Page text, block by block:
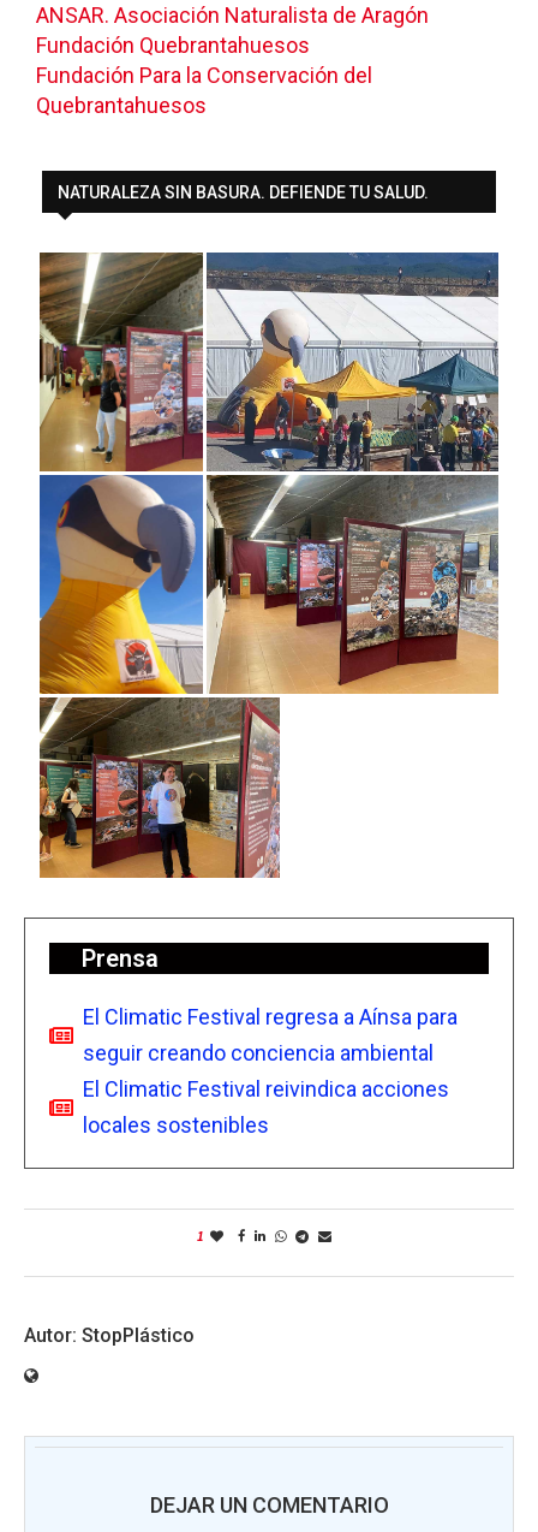
ANSAR. Asociación Naturalista de Aragón
Fundación Quebrantahuesos
Fundación Para la Conservación del
Quebrantahuesos
NATURALEZA SIN BASURA. DEFIENDE TU SALUD.
Prensa
El Climatic Festival regresa a Aínsa para
seguir creando conciencia ambiental
El Climatic Festival reivindica acciones
locales sostenibles
1
StopPlástico
DEJAR UN COMENTARIO